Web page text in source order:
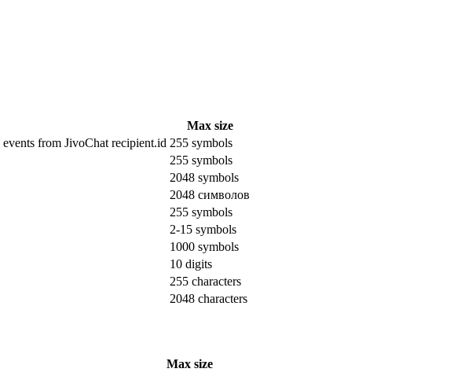
Max size
from JivoChat recipient.id 255 symbols
255 symbols
2048 symbols
2048 символов
255 symbols
2-15 symbols
1000 symbols
10 digits
255 characters
2048 characters
Max size